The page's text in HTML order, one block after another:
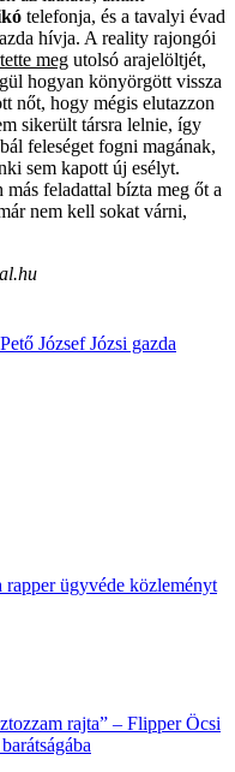
telefonja, és a tavalyi évad
hívja. A reality rajongói
meg utolsó arajelöltjét,
hogyan könyörgött vissza
nőt, hogy mégis elutazzon
sikerült társra lelnie, így
feleséget fogni magának,
sem kapott új esélyt.
más feladattal bízta meg őt a
nem kell sokat várni,
Pető JózsefJózsi gazda
ügyvéde közleményt
rajta” – Flipper Öcsi